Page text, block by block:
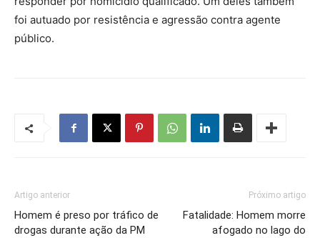
foi autuado por resistência e agressão contra agente
público.
Artigo anterior
Homem é preso por tráfico de
drogas durante ação da PM
Próximo artigo
Fatalidade: Homem morre
afogado no lago do